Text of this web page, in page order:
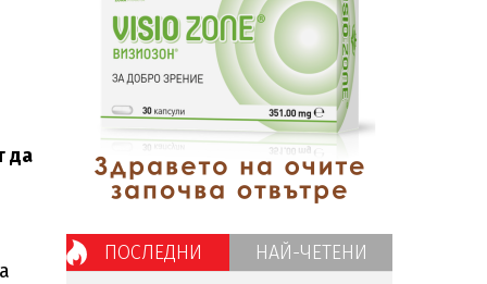
да
ПОСЛЕДНИ НАЙ-ЧЕТЕНИ